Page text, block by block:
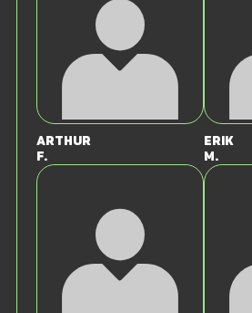
Arthur
F.
Erik
M.